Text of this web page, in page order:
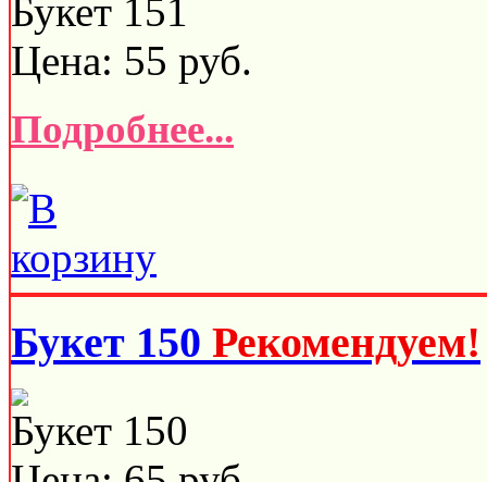
Букет 151
Цена: 55 руб.
Подробнее...
Букет 150 Рекомендуем!
Букет 150